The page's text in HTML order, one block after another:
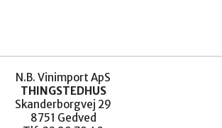
N.B. Vinimport ApS
THINGSTEDHUS
Skanderborgvej 29
8751 Gedved